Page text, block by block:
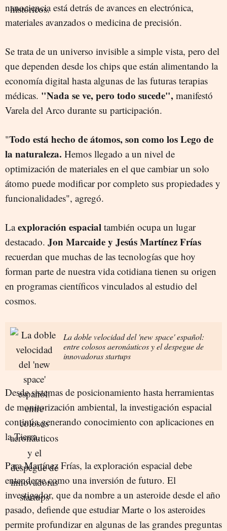
nanociencia está detrás de avances en electrónica,
materiales avanzados o medicina de precisión.
Se trata de un universo invisible a simple vista, pero del
que dependen desde los chips que están alimentando la
economía digital hasta algunas de las futuras terapias
médicas. "Nada se ve, pero todo sucede", manifestó
Varela del Arco durante su participación.
"Todo está hecho de átomos, son como los Lego de
la naturaleza. Hemos llegado a un nivel de
optimización de materiales en el que cambiar un solo
átomo puede modificar por completo sus propiedades y
funcionalidades", agregó.
Laexploración espacial también ocupa un lugar
destacado. Jon Marcaide y Jesús Martínez Frías
recuerdan que muchas de las tecnologías que hoy
forman parte de nuestra vida cotidiana tienen su origen
en programas científicos vinculados al estudio del
cosmos.
La doble velocidad del 'new space' español:
entre colosos aeronáuticos y el despegue de
innovadoras startups
Desde sistemas de posicionamiento hasta herramientas
de monitorización ambiental, la investigación espacial
continúa generando conocimiento con aplicaciones en
la Tierra.
Para Martínez Frías, la exploración espacial debe
entenderse como una inversión de futuro. El
investigador, que da nombre a un asteroide desde el año
pasado, defiende que estudiar Marte o los asteroides
permite profundizar en algunas de las grandes preguntas